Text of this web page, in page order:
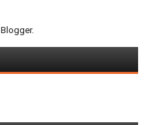
Blogger.